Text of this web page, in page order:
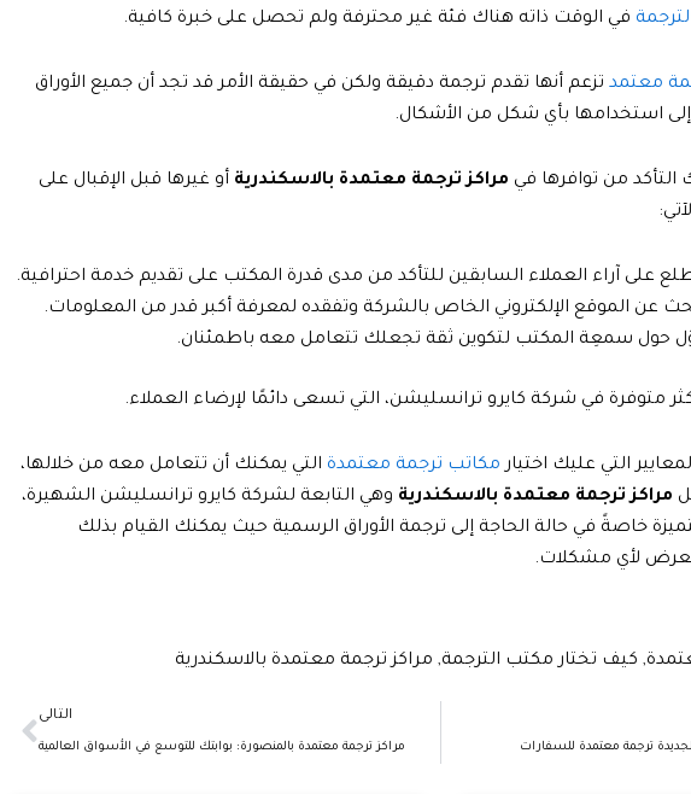
في الوقت ذاته هناك فئة غير محترفة ولم تحصل على خبرة كافية.
معتمد تزعم أنها تقدم ترجمة دقيقة ولكن في حقيقة الأمر قد تجد أن جميع الأوراق
استخدامها بأي شكل من الأشكال.
من توافرها في مراكز ترجمة معتمدة بالاسكندرية أو غيرها قبل الإقبال على
على آراء العملاء السابقين للتأكد من مدى قدرة المكتب على تقديم خدمة احترافية.
عن الموقع الإلكتروني الخاص بالشركة وتفقده لمعرفة أكبر قدر من المعلومات.
حول سمعِة المكتب لتكوين ثقة تجعلك تتعامل معه باطمئنان.
متوفرة في شركة كايرو ترانسليشن، التي تسعى دائمًا لإرضاء العملاء.
التي عليك اختيار مكاتب ترجمة معتمدة التي يمكنك أن تتعامل معه من خلالها،
مراكز ترجمة معتمدة بالاسكندرية وهي التابعة لشركة كايرو ترانسليشن الشهيرة،
خاصةً في حالة الحاجة إلى ترجمة الأوراق الرسمية حيث يمكنك القيام بذلك
لأي مشكلات.
, كيف تختار مكتب الترجمة, مراكز ترجمة معتمدة بالاسكندرية
ترجمة معتمدة للسفارات
التالى
مراكز ترجمة معتمدة بالمنصورة: بوابتك للتوسع في الأسواق العالميةNext